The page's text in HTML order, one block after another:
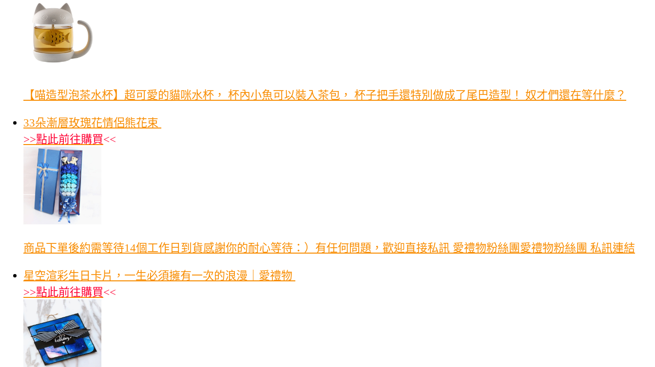
【喵造型泡茶水杯】超可愛的貓咪水杯， 杯內小魚可以裝入茶包， 杯子把手還特別做成了尾巴造型！ 奴才們還在等什麼？
33朵漸層玫瑰花情侶熊花束
>>點此前往購買<<
商品下單後約需等待14個工作日到貨感謝你的耐心等待：）有任何問題，歡迎直接私訊 愛禮物粉絲團愛禮物粉絲團 私訊連結
星空渲彩生日卡片，一生必須擁有一次的浪漫｜愛禮物
>>點此前往購買<<